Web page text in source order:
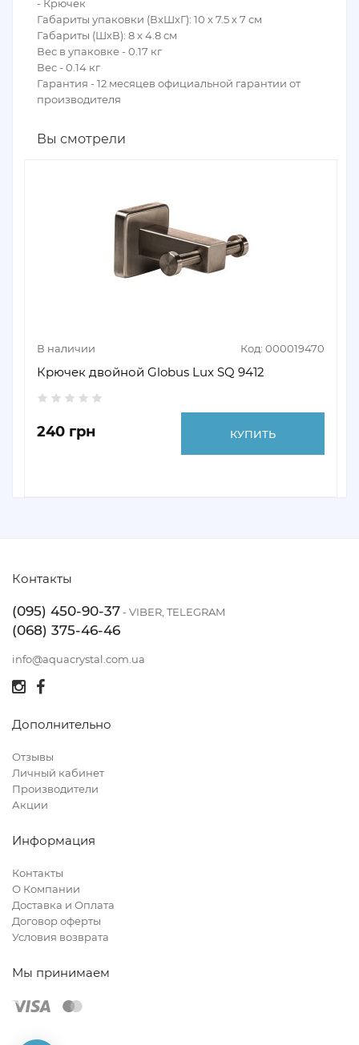
- Крючек
Габариты упаковки (ВхШхГ): 10 х 7.5 х 7 см
Габариты (ШхВ): 8 х 4.8 см
Вес в упаковке - 0.17 кг
Вес - 0.14 кг
Гарантия - 12 месяцев официальной гарантии от
производителя
Вы смотрели
В наличии Код: 000019470
Крючек двойной Globus Lux SQ 9412
240 грн КУПИТЬ
Контакты
(095) 450-90-37- VIBER, TELEGRAM
(068) 375-46-46
info@aquacrystal.com.ua
Дополнительно
Отзывы
Личный кабинет
Производители
Акции
Информация
Контакты
О Компании
Доставка и Оплата
Договор оферты
Условия возврата
Мы принимаем